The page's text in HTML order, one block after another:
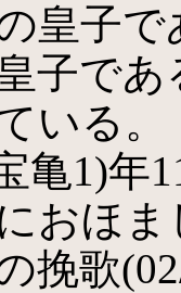
皇子
子であ
いる。
亀1)年
おほ
挽歌